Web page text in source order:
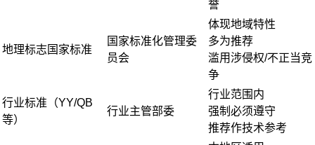
誉
地理标志国家标准
国家标准化管理委
员会
体现地域特性
多为推荐
滥用涉侵权/不正当竞
争
行业标准（YY/QB
等）
行业主管部委
行业范围内
强制必须遵守
推荐作技术参考